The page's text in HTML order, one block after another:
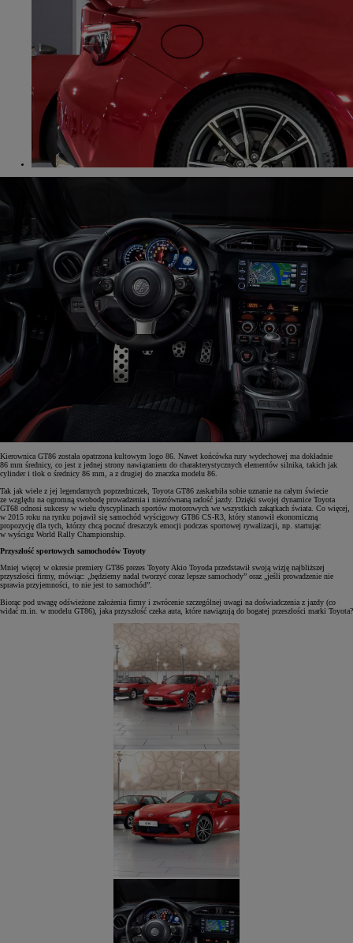
Kierownica GT86 została opatrzona kultowym logo 86. Nawet końcówka rury wydechowej ma dokładnie
86 mm średnicy, co jest z jednej strony nawiązaniem do charakterystycznych elementów silnika, takich jak
cylinder i tłok o średnicy 86 mm, a z drugiej do znaczka modelu 86.
Tak jak wiele z jej legendarnych poprzedniczek, Toyota GT86 zaskarbiła sobie uznanie na całym świecie
ze względu na ogromną swobodę prowadzenia i niezrównaną radość jazdy. Dzięki swojej dynamice Toyota
GT68 odnosi sukcesy w wielu dyscyplinach sportów motorowych we wszystkich zakątkach świata. Co więcej,
w 2015 roku na rynku pojawił się samochód wyścigowy GT86 CS-R3, który stanowił ekonomiczną
propozycję dla tych, którzy chcą poczuć dreszczyk emocji podczas sportowej rywalizacji, np. startując
w wyścigu World Rally Championship.
Przyszłość sportowych samochodów Toyoty
Mniej więcej w okresie premiery GT86 prezes Toyoty Akio Toyoda przedstawił swoją wizję najbliższej
przyszłości firmy, mówiąc: „będziemy nadal tworzyć coraz lepsze samochody” oraz „jeśli prowadzenie nie
sprawia przyjemności, to nie jest to samochód”.
Biorąc pod uwagę odświeżone założenia firmy i zwrócenie szczególnej uwagi na doświadczenia z jazdy (co
widać m.in. w modelu GT86), jaka przyszłość czeka auta, które nawiązują do bogatej przeszłości marki Toyota?